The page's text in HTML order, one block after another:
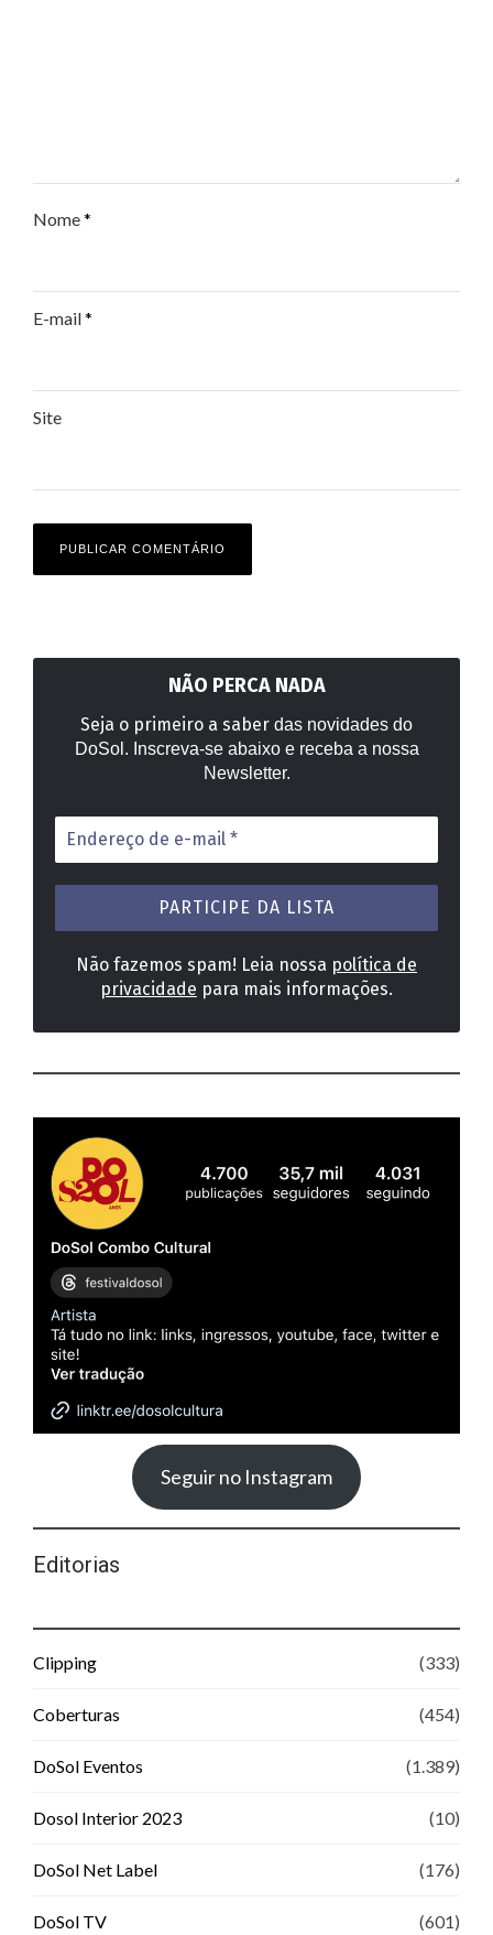
Nome*
E-mail*
Site
NÃO PERCA NADA
Seja o primeiro a saber das novidades do
DoSol. Inscreva-se abaixo e receba a nossa
Newsletter.
Endereço
de
e-
mail
Não fazemos spam! Leia nossa política de
privacidade para mais informações.
Seguir no Instagram
Editorias
Clipping (333)
Coberturas (454)
DoSol Eventos (1.389)
Dosol Interior 2023 (10)
DoSol Net Label (176)
DoSol TV (601)